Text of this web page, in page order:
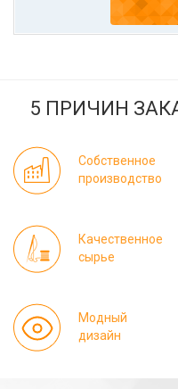
5 ПРИЧИН
Собственное
производство
Качественное
сырье
Модный
дизайн